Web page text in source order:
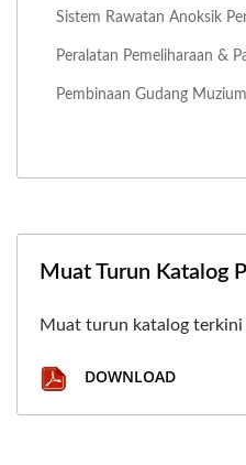
Sistem Rawatan Anoksik
Peralatan Pemeliharaan &
Pembinaan Gudang
Muat Turun Katalog
Muat turun katalog
DOWNLOAD